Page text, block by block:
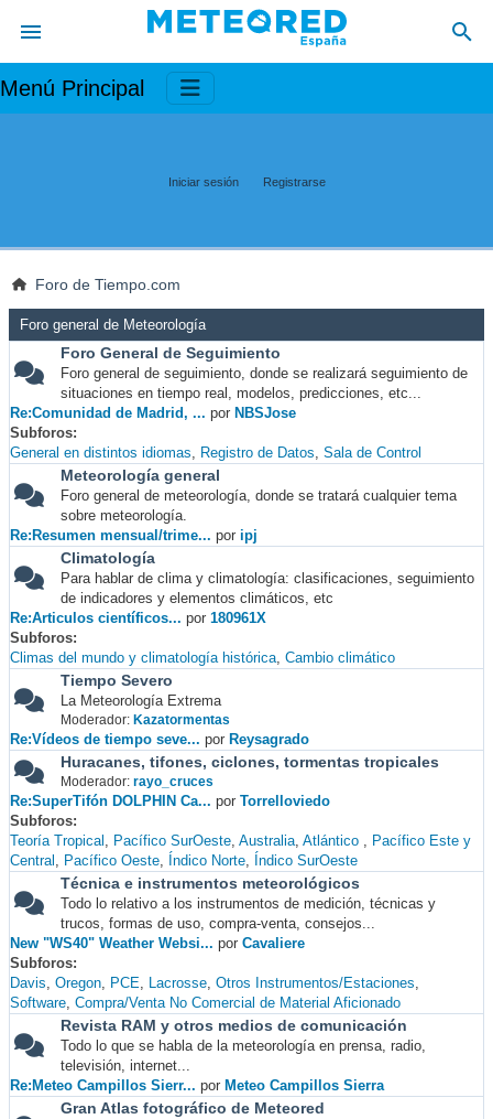
Menú Principal
Iniciar sesión Registrarse
Foro de Tiempo.com
Foro general de Meteorología
Foro General de Seguimiento
Foro general de seguimiento, donde se realizará seguimiento de
situaciones en tiempo real, modelos, predicciones, etc...
Re:Comunidad de Madrid, ... por NBSJose
Subforos
General en distintos idiomas
Registro de Datos Sala de Control
Meteorología general
Foro general de meteorología, donde se tratará cualquier tema
sobre meteorología.
Re:Resumen mensual/trime... por ipj
Climatología
Para hablar de clima y climatología: clasificaciones, seguimiento
de indicadores y elementos climáticos, etc
Re:Articulos científicos... por 180961X
Subforos
Climas del mundo y climatología histórica Cambio climático
Tiempo Severo
La Meteorología Extrema
Moderador: Kazatormentas
Re:Vídeos de tiempo seve... por Reysagrado
Huracanes, tifones, ciclones, tormentas tropicales
Moderador: rayo_cruces
Re:SuperTifón DOLPHIN Ca... por Torrelloviedo
Subforos
Teoría Tropical
Pacífico SurOeste Australia Atlántico
Pacífico Este y
Central
Pacífico Oeste Índico Norte Índico SurOeste
Técnica e instrumentos meteorológicos
Todo lo relativo a los instrumentos de medición, técnicas y
trucos, formas de uso, compra-venta, consejos...
New "WS40" Weather Websi... por Cavaliere
Subforos
Davis Oregon PCE Lacrosse Otros Instrumentos/Estaciones
Software Compra/Venta No Comercial de Material Aficionado
Revista RAM y otros medios de comunicación
Todo lo que se habla de la meteorología en prensa, radio,
televisión, internet...
Re:Meteo Campillos Sierr... por Meteo Campillos Sierra
Gran Atlas fotográfico de Meteored